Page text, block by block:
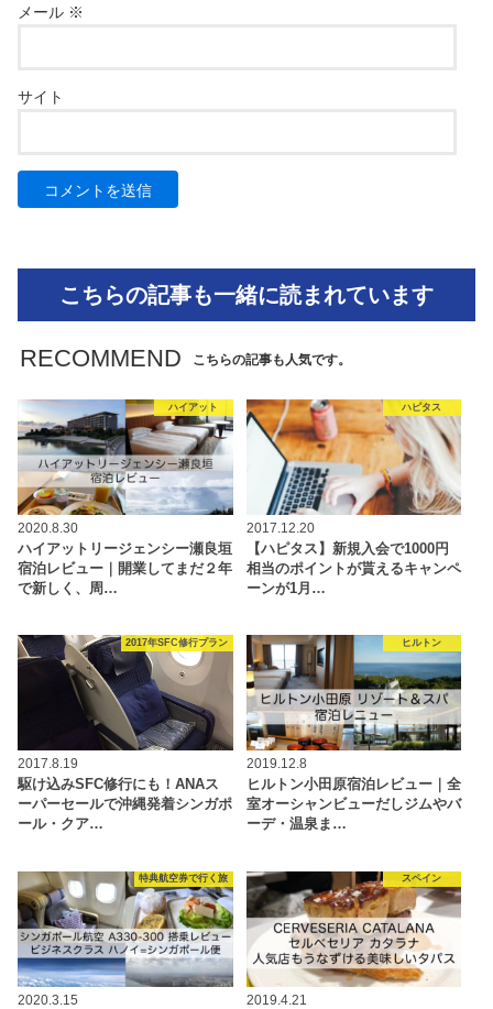
メール ※
サイト
こちらの記事も一緒に読まれています
RECOMMEND こちらの記事も人気です。
ハイアット
2020.8.30
ハイアットリージェンシー瀬良垣
宿泊レビュー｜開業してまだ２年
で新しく、周…
ハピタス
2017.12.20
【ハピタス】新規入会で1000円
相当のポイントが貰えるキャンペ
ーンが1月…
2017年SFC修行プラン
2017.8.19
駆け込みSFC修行にも！ANAス
ーパーセールで沖縄発着シンガポ
ール・クア…
ヒルトン
2019.12.8
ヒルトン小田原宿泊レビュー｜全
室オーシャンビューだしジムやバ
ーデ・温泉ま…
特典航空券で行く旅
2020.3.15
スペイン
2019.4.21